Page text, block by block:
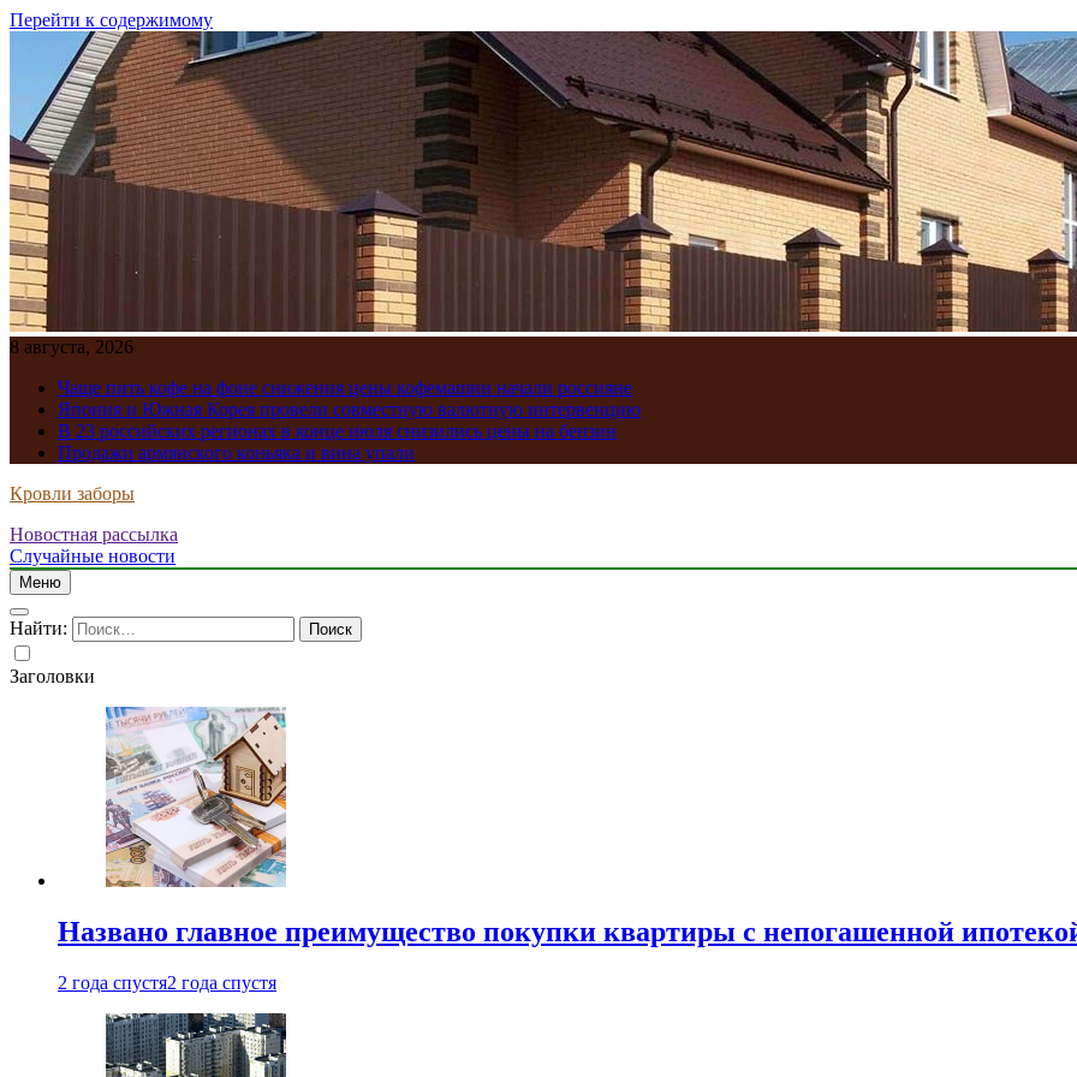
Перейти к содержимому
8 августа, 2026
Чаще пить кофе на фоне снижения цены кофемашин начали россияне
Япония и Южная Корея провели совместную валютную интервенцию
В 23 российских регионах в конце июля снизились цены на бензин
Продажи армянского коньяка и вина упали
Кровли заборы
Новостная рассылка
Случайные новости
Меню
Найти:
Заголовки
Названо главное преимущество покупки квартиры с непогашенной
2 года спустя2 года спустя